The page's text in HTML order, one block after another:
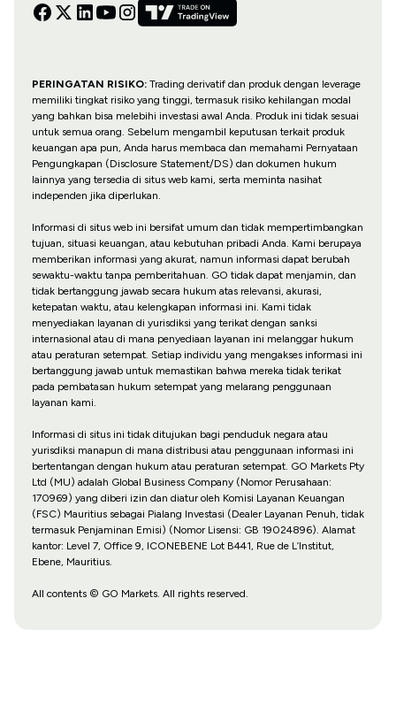
PERINGATAN RISIKO:Trading derivatif dan produk dengan leverage
memiliki tingkat risiko yang tinggi, termasuk risiko kehilangan modal
yang bahkan bisa melebihi investasi awal Anda. Produk ini tidak sesuai
untuk semua orang. Sebelum mengambil keputusan terkait produk
keuangan apa pun, Anda harus membaca dan memahami Pernyataan
Pengungkapan (Disclosure Statement/DS) dan dokumen hukum
lainnya yang tersedia di situs web kami, serta meminta nasihat
independen jika diperlukan.
Informasi di situs web ini bersifat umum dan tidak mempertimbangkan
tujuan, situasi keuangan, atau kebutuhan pribadi Anda. Kami berupaya
memberikan informasi yang akurat, namun informasi dapat berubah
sewaktu-waktu tanpa pemberitahuan. GO tidak dapat menjamin, dan
tidak bertanggung jawab secara hukum atas relevansi, akurasi,
ketepatan waktu, atau kelengkapan informasi ini. Kami tidak
menyediakan layanan di yurisdiksi yang terikat dengan sanksi
internasional atau di mana penyediaan layanan ini melanggar hukum
atau peraturan setempat. Setiap individu yang mengakses informasi ini
bertanggung jawab untuk memastikan bahwa mereka tidak terikat
pada pembatasan hukum setempat yang melarang penggunaan
layanan kami.
Informasi di situs ini tidak ditujukan bagi penduduk negara atau
yurisdiksi manapun di mana distribusi atau penggunaan informasi ini
bertentangan dengan hukum atau peraturan setempat. GO Markets Pty
Ltd (MU) adalah Global Business Company (Nomor Perusahaan:
170969) yang diberi izin dan diatur oleh Komisi Layanan Keuangan
(FSC) Mauritius sebagai Pialang Investasi (Dealer Layanan Penuh, tidak
termasuk Penjaminan Emisi) (Nomor Lisensi: GB 19024896). Alamat
kantor: Level 7, Office 9, ICONEBENE Lot B441, Rue de L’Institut,
Ebene, Mauritius.
All contents © GO Markets. All rights reserved.